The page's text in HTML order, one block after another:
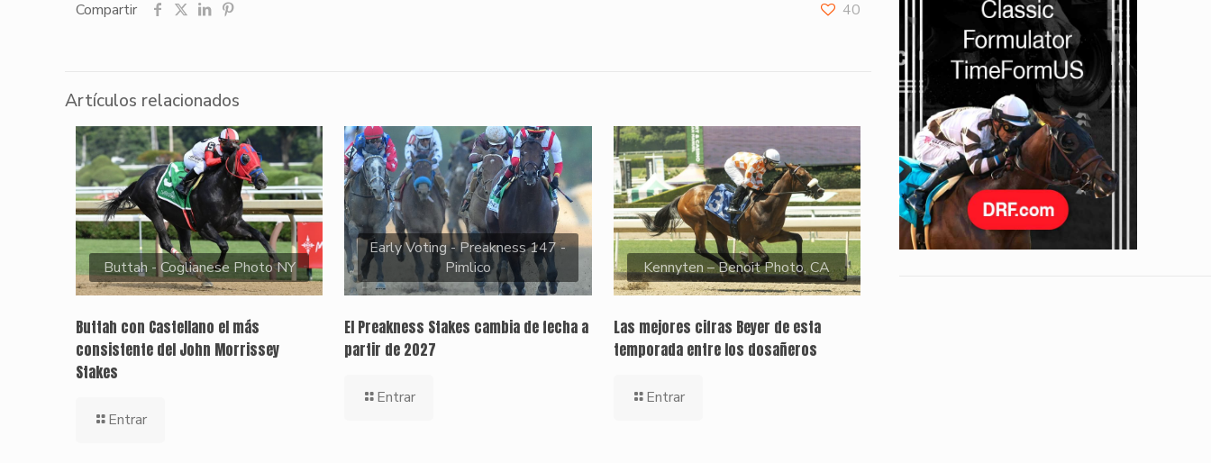
Compartir 40
Artículos relacionados
Buttah - Coglianese Photo NY
Buttah con Castellano el más
consistente del John Morrissey
Stakes
Entrar
Early Voting - Preakness 147 -
Pimlico
El Preakness Stakes cambia de fecha a
partir de 2027
Entrar
Kennyten – Benoit Photo, CA
Las mejores cifras Beyer de esta
temporada entre los dosañeros
Entrar